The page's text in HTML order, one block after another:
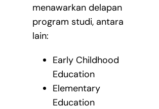
menawarkan delapan
program studi, antara
lain:
Early Childhood
Education
Elementary
Education